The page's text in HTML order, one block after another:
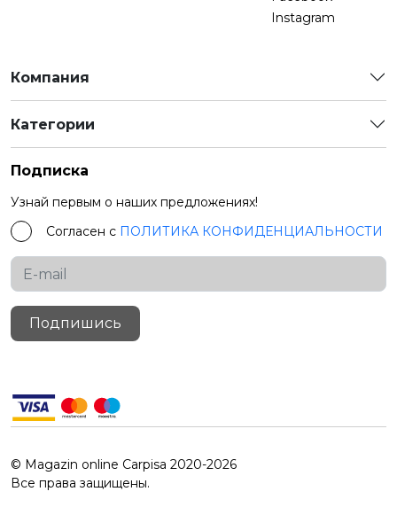
Instagram
Компания
Категории
Подписка
Узнай первым о наших предложениях!
Согласен с ПОЛИТИКА КОНФИДЕНЦИАЛЬНОСТИ
Подпишись
© Magazin online Carpisa 2020-2026
Все права защищены.